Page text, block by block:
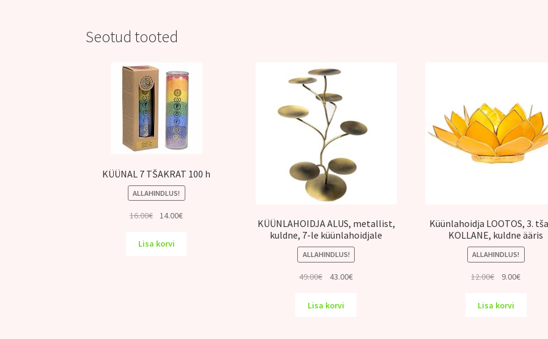
Seotud tooted
KÜÜNAL 7 TŠAKRAT 100 h
ALLAHINDLUS!
16.00€
Algne
oli:
14.00€Praegune
Lisa korvi
KÜÜNLAHOIDJA ALUS, metallist,
kuldne, 7-le küünlahoidjale
ALLAHINDLUS!
49.00€
Algne
oli:
43.00€Praegune
Lisa korvi
Küünlahoidja LOOTOS, 3.
KOLLANE, kuldne ääris
ALLAHINDLUS!
12.00€
Algne
oli:
9.00€
Lisa korvi